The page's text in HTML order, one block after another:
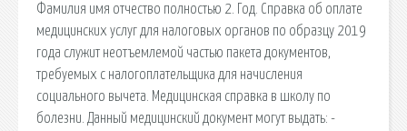
Фамилия имя отчество полностью 2. Год. Справка об оплате
медицинских услуг для налоговых органов по образцу 2019
года служит неотъемлемой частью пакета документов,
требуемых с налогоплательщика для начисления
социального вычета. Медицинская справка в школу по
болезни. Данный медицинский документ могут выдать: -